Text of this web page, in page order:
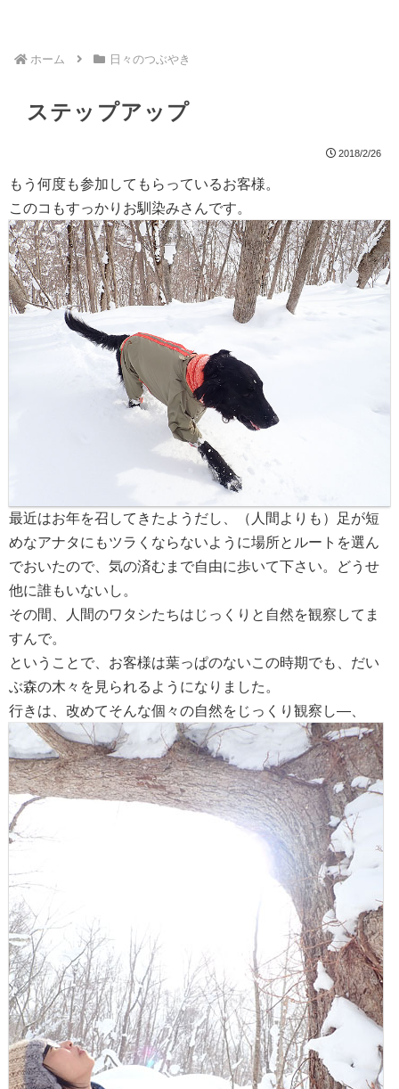
ホーム 日々のつぶやき
ステップアップ
2018/2/26
もう何度も参加してもらっているお客様。
このコもすっかりお馴染みさんです。
最近はお年を召してきたようだし、（人間よりも）足が短
めなアナタにもツラくならないように場所とルートを選ん
でおいたので、気の済むまで自由に歩いて下さい。どうせ
他に誰もいないし。
その間、人間のワタシたちはじっくりと自然を観察してま
すんで。
ということで、お客様は葉っぱのないこの時期でも、だい
ぶ森の木々を見られるようになりました。
行きは、改めてそんな個々の自然をじっくり観察し―、